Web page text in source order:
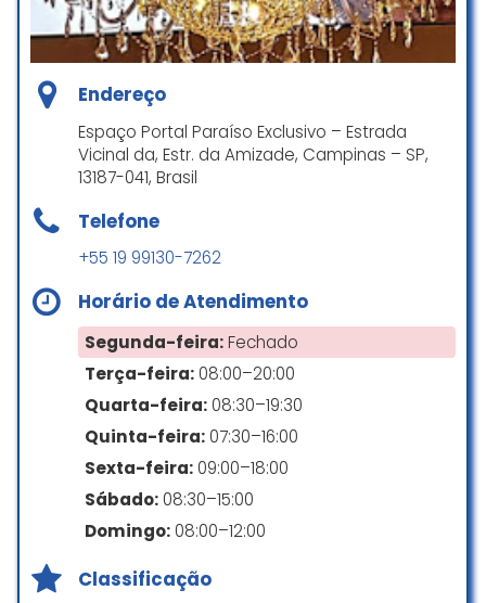
Endereço
Espaço Portal Paraíso Exclusivo – Estrada
Vicinal da, Estr. da Amizade, Campinas – SP,
13187-041, Brasil
Telefone
+55 19 99130-7262
Horário de Atendimento
Segunda-feira:Fechado
Terça-feira: 08:00–20:00
Quarta-feira: 08:30–19:30
Quinta-feira: 07:30–16:00
Sexta-feira: 09:00–18:00
Sábado: 08:30–15:00
Domingo: 08:00–12:00
Classificação